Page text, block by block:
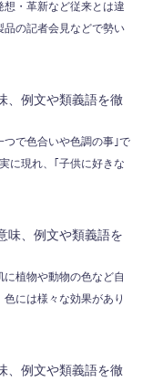
想・革新など従来とは違
品の記者会見などで勢い
、例文や類義語を徹
つで色合いや色調の事｣で
に現れ、｢子供に好きな
味、例文や類義語を
に植物や動物の色など自
には様々な効果があり
、例文や類義語を徹